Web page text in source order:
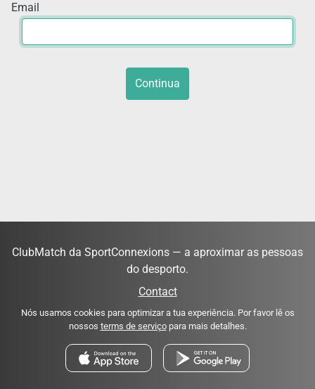
Email
Continua
ClubMatch da SportConnexions — a aproximar as pessoas
do desporto.
Contact
Nós usamos cookies para optimizar a tua experiência. Por favor lê os
nossos terms de serviçopara mais detalhes.